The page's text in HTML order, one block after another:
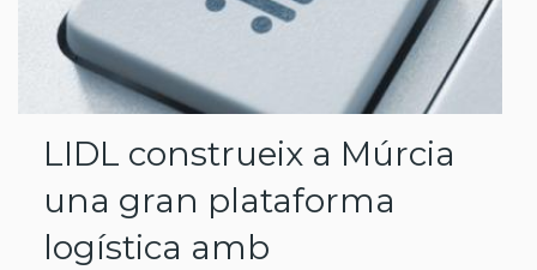
LIDL construeix a Múrcia
una gran plataforma
logística amb